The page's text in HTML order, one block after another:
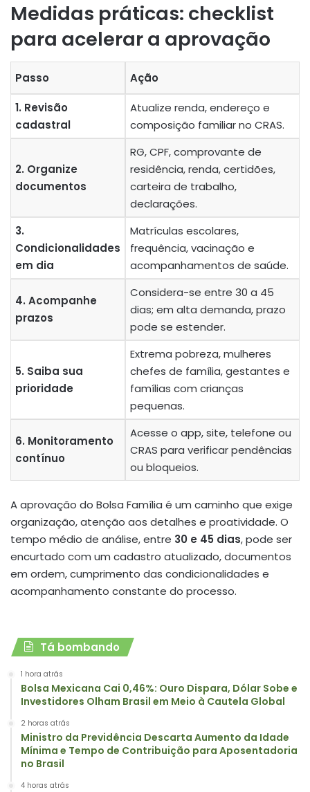
Medidas práticas: checklist
para acelerar a aprovação
Passo Ação
1. Revisão
cadastral
Atualize renda, endereço e
composição familiar no CRAS.
2. Organize
documentos
RG, CPF, comprovante de
residência, renda, certidões,
carteira de trabalho,
declarações.
3.
Condicionalidades
em dia
Matrículas escolares,
frequência, vacinação e
acompanhamentos de saúde.
4. Acompanhe
prazos
Considera-se entre 30 a 45
dias; em alta demanda, prazo
pode se estender.
5. Saiba sua
prioridade
Extrema pobreza, mulheres
chefes de família, gestantes e
famílias com crianças
pequenas.
6. Monitoramento
contínuo
Acesse o app, site, telefone ou
CRAS para verificar pendências
ou bloqueios.
A aprovação do Bolsa Família é um caminho que exige
organização, atenção aos detalhes e proatividade. O
tempo médio de análise, entre 30 e 45 dias, pode ser
encurtado com um cadastro atualizado, documentos
em ordem, cumprimento das condicionalidades e
acompanhamento constante do processo.
Tá bombando
1 hora atrás
Bolsa Mexicana Cai 0,46%: Ouro Dispara, Dólar Sobe e
Investidores Olham Brasil em Meio à Cautela Global
2 horas atrás
Ministro da Previdência Descarta Aumento da Idade
Mínima e Tempo de Contribuição para Aposentadoria
no Brasil
4 horas atrás